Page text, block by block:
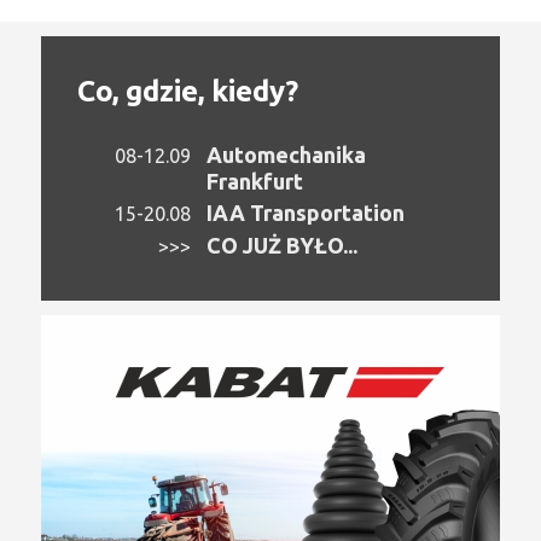
Co, gdzie, kiedy?
08-12.09
Automechanika
Frankfurt
15-20.08 IAA Transportation
>>> CO JUŻ BYŁO...